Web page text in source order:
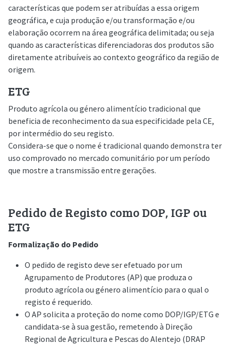
características que podem ser atribuídas a essa origem
geográfica, e cuja produção e/ou transformação e/ou
elaboração ocorrem na área geográfica delimitada; ou seja
quando as características diferenciadoras dos produtos são
diretamente atribuíveis ao contexto geográfico da região de
origem.
ETG
Produto agrícola ou género alimentício tradicional que
beneficia de reconhecimento da sua especificidade pela CE,
por intermédio do seu registo.
Considera-se que o nome é tradicional quando demonstra ter
uso comprovado no mercado comunitário por um período
que mostre a transmissão entre gerações.
Pedido de Registo como DOP, IGP ou
ETG
Formalização do Pedido
O pedido de registo deve ser efetuado por um
Agrupamento de Produtores (AP) que produza o
produto agrícola ou género alimentício para o qual o
registo é requerido.
O AP solicita a proteção do nome como DOP/IGP/ETG e
candidata-se à sua gestão, remetendo à Direção
Regional de Agricultura e Pescas do Alentejo (DRAP